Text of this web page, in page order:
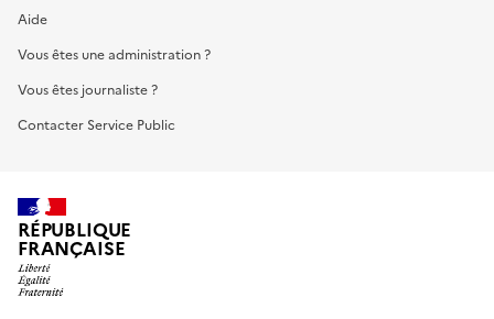
Aide
Vous êtes une administration ?
Vous êtes journaliste ?
Contacter Service Public
RÉPUBLIQUE
FRANÇAISE